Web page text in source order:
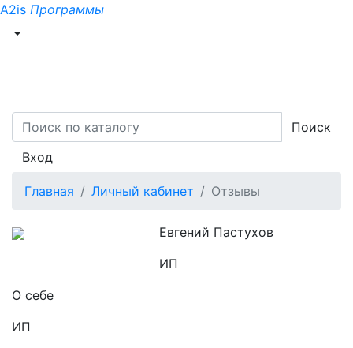
A2is Программы
Поиск
Вход
Главная Личный кабинет Отзывы
Евгений Пастухов
ИП
О себе
ИП